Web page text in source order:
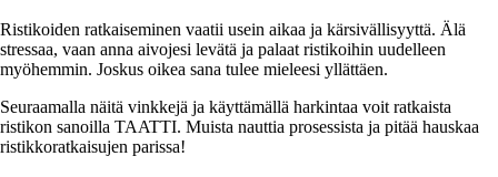
Ristikoiden ratkaiseminen vaatii usein aikaa ja kärsivällisyyttä. Älä
stressaa, vaan anna aivojesi levätä ja palaat ristikoihin uudelleen
myöhemmin. Joskus oikea sana tulee mieleesi yllättäen.
Seuraamalla näitä vinkkejä ja käyttämällä harkintaa voit ratkaista
ristikon sanoilla TAATTI. Muista nauttia prosessista ja pitää hauskaa
ristikkoratkaisujen parissa!